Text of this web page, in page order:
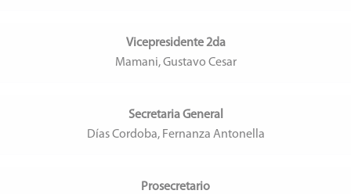
Vicepresidente 2da
Mamani, Gustavo Cesar
Secretaria General
Días Cordoba, Fernanza Antonella
Prosecretario